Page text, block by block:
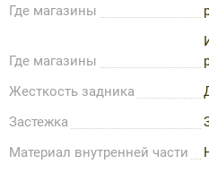
Где магазины
Где магазины
Жесткость задника
Застежка
Материал внутренней части